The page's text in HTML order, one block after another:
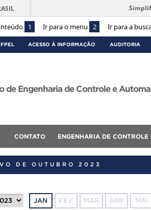
1 Ir para o menu 2 Ir para a
ACESSO À INFORMAÇÃO AUDITORIA
de Engenharia de Controle e
CONTATO ENGENHARIA DE
DE OUTUBRO 2023
JAN FEV MAR ABR MAI